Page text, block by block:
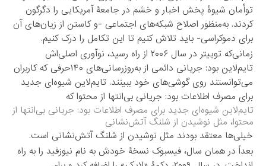
توأمان شیوۀ پخش اخبار و خشم در جامعۀ آمریکایی را دگرگون
کردند. به‌منظور اصلاح شبکه‌های اجتماعی -و کاستن از زیان‌های آن
برای دموکراسی- باید تلاش کنیم تا این تکامل را درک کنیم.
زمانی‌که توییتر در سال ۲۰۰۶ از راه رسید، نوآوری اصلی‌اش
تایم‌لاین بود: جریانی دائمی از به‌روزرسانی‌های ۱۴۰حرفی که کاربران
می‌توانستند روی گوشی‌های خود ببینند. تایم‌لاین شیوه‌ای جدید
برای مصرف اطلاعات بود: جریانی بی‌انتها از محتوا که
تایم‌لاین شیوه‌ای جدید برای مصرف اطلاعات بود: جریانی بی‌انتها از
محتوا، مثل نوشیدن از شلنگ آتش‌نشانی
خیلی‌ها معتقد بودند مثل نوشیدن از شلنگ آتش‌نشانی است.
بعداً در همان سال، فیسبوک نسخۀ خودش به نام نیوزفید را به راه